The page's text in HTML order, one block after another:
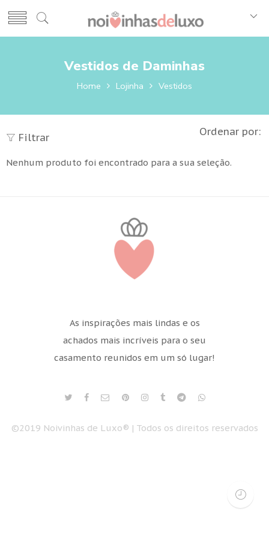
Vestidos de Daminhas
Home Lojinha Vestidos
Filtrar Ordenar por:
Nenhum produto foi encontrado para a sua seleção.
As inspirações mais lindas e os
achados mais incríveis para o seu
casamento reunidos em um só lugar!
©2019 Noivinhas de Luxo® | Todos os direitos reservados